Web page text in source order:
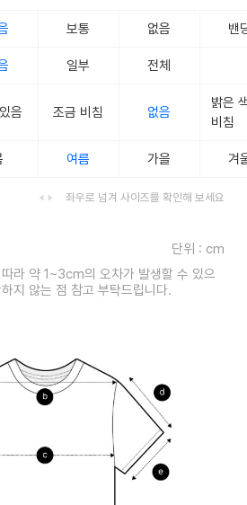
보통 없음 밴
일부 전체
음 조금 비침 없음
밝은
비침
여름 가을 겨
좌우로 넘겨 사이즈를 확인해 보세요
단위 : cm
라 약 1~3cm의 오차가 발생할 수 있으
지 않는 점 참고 부탁드립니다.